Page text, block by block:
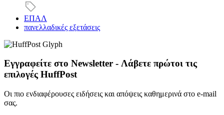
ΕΠΑΛ
πανελλαδικές εξετάσεις
Εγγραφείτε στο Newsletter - Λάβετε πρώτοι τις
επιλογές HuffPost
Οι πιο ενδιαφέρουσες ειδήσεις και απόψεις καθημερινά στο e-mail
σας.